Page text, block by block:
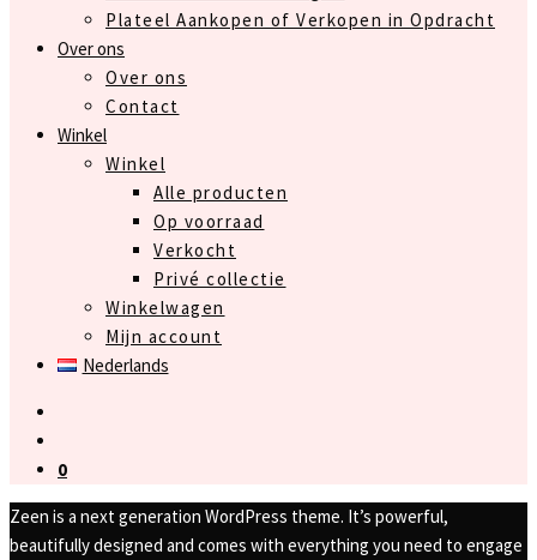
Plateel Aankopen of Verkopen in Opdracht
Over ons
Over ons
Contact
Winkel
Winkel
Alle producten
Op voorraad
Verkocht
Privé collectie
Winkelwagen
Mijn account
Nederlands
0
Zeen is a next generation WordPress theme. It’s powerful,
beautifully designed and comes with everything you need to engage